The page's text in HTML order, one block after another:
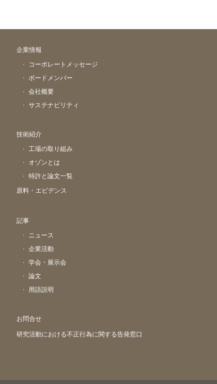
企業情報
コーポレートメッセージ
ボードメンバー
会社概要
サステナビリティ
技術紹介
工場の取り組み
オゾンとは
特許と論文一覧
原料・エビデンス
記事
ニュース
企業活動
学会・展示会
論文
用語説明
お問合せ
研究活動における不正行為に関する告発窓口